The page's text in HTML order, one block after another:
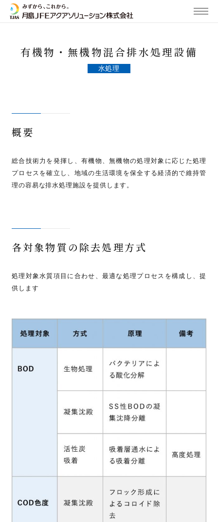
有機物・無機物混合排水処理設備
水処理
概要
総合技術力を発揮し、有機物、無機物の処理対象に応じた処理
プロセスを確立し、地域の生活環境を保全する経済的で維持管
理の容易な排水処理施設を提供します。
各対象物質の除去処理方式
処理対象水質項目に合わせ、最適な処理プロセスを構成し、提
供します